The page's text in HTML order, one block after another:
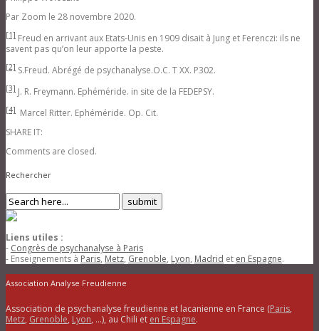
Par Zoom le 28 novembre 2020.
[1] Freud en arrivant aux Etats-Unis en 1909 disait à Jung et Ferenczi: ils ne
savent pas qu’on leur apporte la peste.
[2] S.Freud. Abrégé de psychanalyse.O.C. T XX. P302.
[3] J. R. Freymann. Ephéméride. in site de la FEDEPSY.
[4] Marcel Ritter. Ephéméride. Op. Cit.
SHARE IT:
Comments are closed.
Rechercher
Liens utiles :
- Congrès de psychanalyse à Paris
- Enseignements à Paris, Metz, Grenoble, Lyon, Madrid et en Espagne.
Association Analyse Freudienne
Association de psychanalyse freudienne et lacanienne en France (Paris,
Metz, Grenoble, Lyon, …), au Chili et en Espagne.